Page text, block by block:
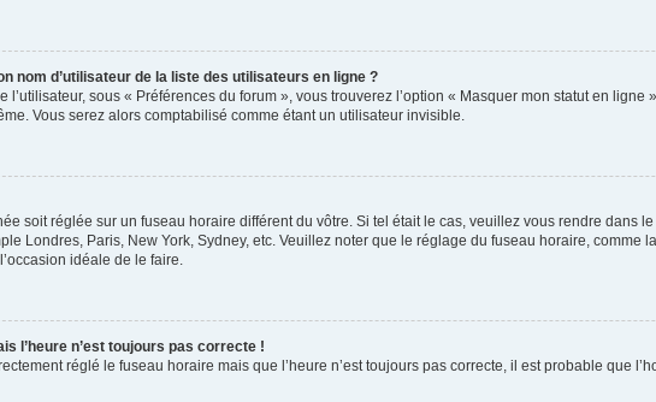
nom d’utilisateur de la liste des utilisateurs en ligne ?
l’utilisateur, sous « Préférences du forum », vous trouverez l’option « Masquer mon statut en
Vous serez alors comptabilisé comme étant un utilisateur invisible.
soit réglée sur un fuseau horaire différent du vôtre. Si tel était le cas, veuillez vous rendre dans
Londres, Paris, New York, Sydney, etc. Veuillez noter que le réglage du fuseau horaire, comme
idéale de le faire.
l’heure n’est toujours pas correcte !
réglé le fuseau horaire mais que l’heure n’est toujours pas correcte, il est probable que